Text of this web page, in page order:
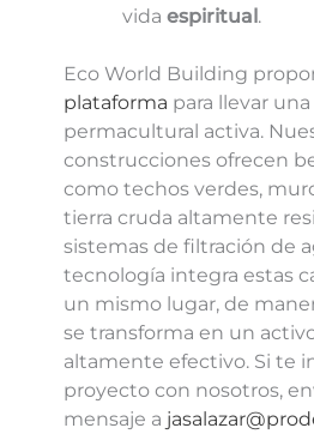
vidaespiritual.
Eco World Building
plataforma para llevar
permacultural activa.
construcciones ofrecen
como techos verdes,
tierra cruda altamente
sistemas de filtración de
tecnología integra estas
un mismo lugar, de
se transforma en un
altamente efectivo. Si te
proyecto con nosotros,
mensaje a